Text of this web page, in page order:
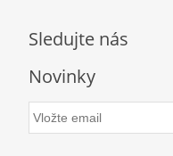
Sledujte nás
Novinky